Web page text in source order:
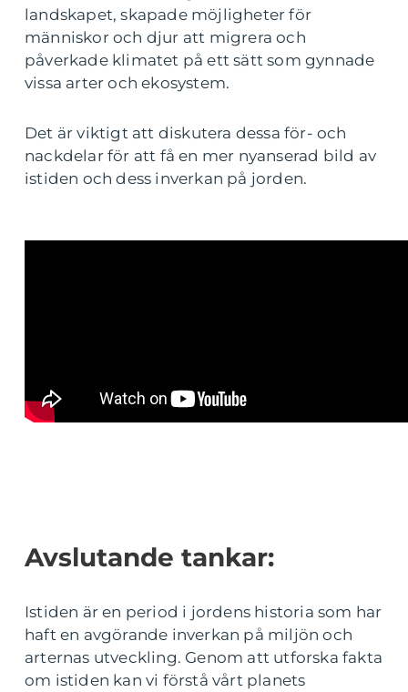
landskapet, skapade möjligheter för
människor och djur att migrera och
påverkade klimatet på ett sätt som gynnade
vissa arter och ekosystem.
Det är viktigt att diskutera dessa för- och
nackdelar för att få en mer nyanserad bild av
istiden och dess inverkan på jorden.
Avslutande tankar:
Istiden är en period i jordens historia som har
haft en avgörande inverkan på miljön och
arternas utveckling. Genom att utforska fakta
om istiden kan vi förstå vårt planets